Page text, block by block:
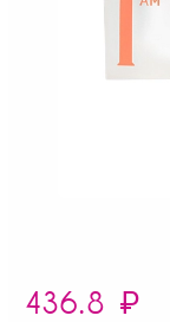
436.8 ₽